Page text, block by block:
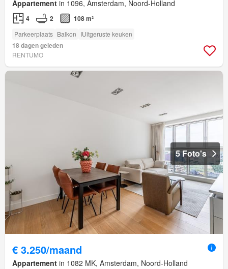
Appartement in 1096, Amsterdam, Noord-Holland
4 2 108 m²
Parkeerplaats Balkon IUitgeruste keuken
18 dagen geleden
RENTUMO
5 Foto's
€ 3.250/maand
Appartement in 1082 MK, Amsterdam, Noord-Holland